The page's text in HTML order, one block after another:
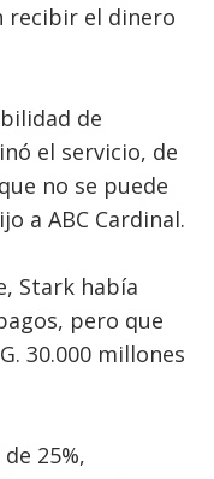
recibir el dinero
de
el servicio, de
no se puede
a ABC Cardinal.
Stark había
pero que
30.000 millones
25%,